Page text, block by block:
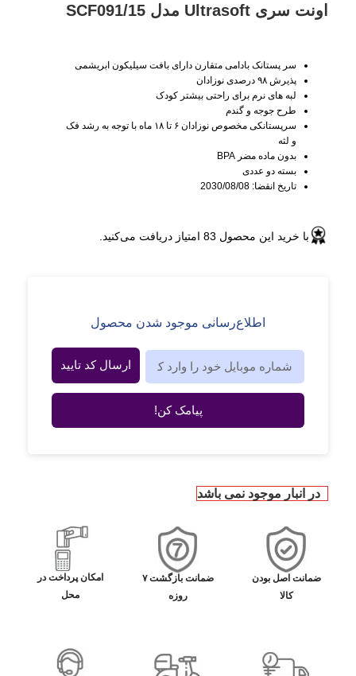
اونت سری Ultrasoft مدل SCF091/15
سر پستانک بادامی متقارن دارای بافت سیلیکون ابریشمی
پذیرش ۹۸ درصدی نوزادان
لبه های نرم برای راحتی بیشتر کودک
طرح جوجه و گندم
سرپستانکی مخصوص نوزادان ۶ تا ۱۸ ماه با توجه به رشد فک
و لثه
بدون ماده مضر BPA
بسته دو عددی
تاریخ انقضا: 2030/08/08
با خرید این محصول 83 امتیاز دریافت می‌کنید.
اطلاع‌رسانی موجود شدن محصول
ارسال کد تایید
پیامک کن!
در انبار موجود نمی باشد
ضمانت اصل بودن
کالا
ضمانت بازگشت ۷
روزه
امکان پرداخت در
محل